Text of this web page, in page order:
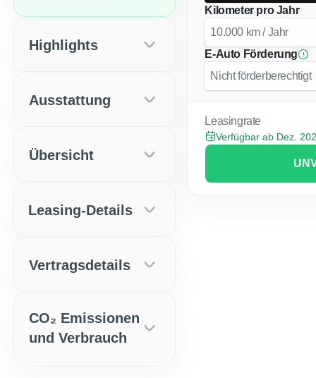
Kilometer pro Jahr
E-Auto Förderung
Leasingrate
Verfügbar ab Dez.
Highlights
Ausstattung
Übersicht
Leasing-Details
Vertragsdetails
CO₂ Emissionen
und Verbrauch